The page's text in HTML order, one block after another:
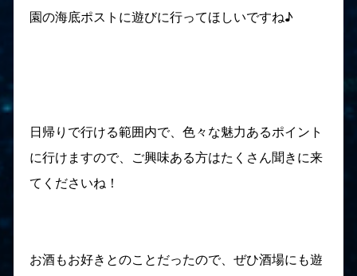
園の海底ポストに遊びに行ってほしいですね♪
日帰りで行ける範囲内で、色々な魅力あるポイント
に行けますので、ご興味ある方はたくさん聞きに来
てくださいね！
お酒もお好きとのことだったので、ぜひ酒場にも遊